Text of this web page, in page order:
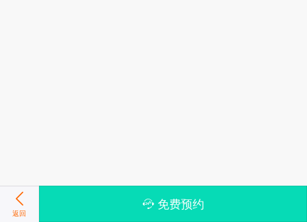
返回
免费预约